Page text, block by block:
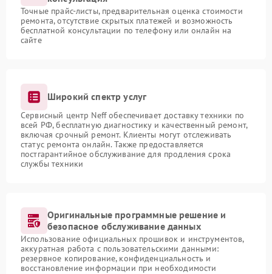
Точные прайс-листы, предварительная оценка стоимости
ремонта, отсутствие скрытых платежей и возможность
бесплатной консультации по телефону или онлайн на
сайте
Широкий спектр услуг
Сервисный центр Neff обеспечивает доставку техники по
всей РФ, бесплатную диагностику и качественный ремонт,
включая срочный ремонт. Клиенты могут отслеживать
статус ремонта онлайн. Также предоставляется
постгарантийное обслуживание для продления срока
службы техники
Оригинальные программные решение и
безопасное обслуживание данных
Использование официальных прошивок и инструментов,
аккуратная работа с пользовательскими данными:
резервное копирование, конфиденциальность и
восстановление информации при необходимости